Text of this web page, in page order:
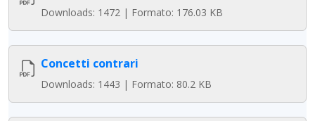
Downloads: 1472 | Formato: 176.03 KB
Concetti contrari
Downloads: 1443 | Formato: 80.2 KB